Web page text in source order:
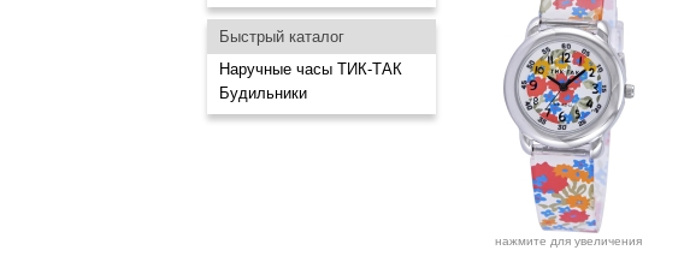
Быстрый каталог
Наручные часы ТИК-ТАК
Будильники
нажмите для увеличения